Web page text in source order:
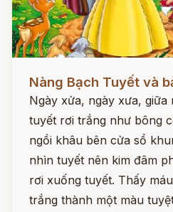
Nàng Bạch Tuyết và
Ngày xửa, ngày xưa, giữa
tuyết rơi trắng như bông
ngồi khâu bên cửa sổ
nhìn tuyết nên kim đâm
rơi xuống tuyết. Thấy
trắng thành một màu